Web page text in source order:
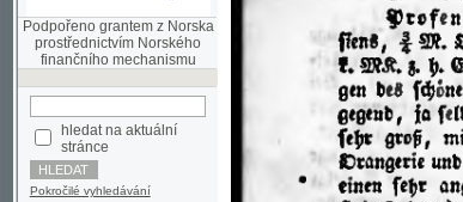
hledat na aktuální
stránce
Pokročilé vyhledávání